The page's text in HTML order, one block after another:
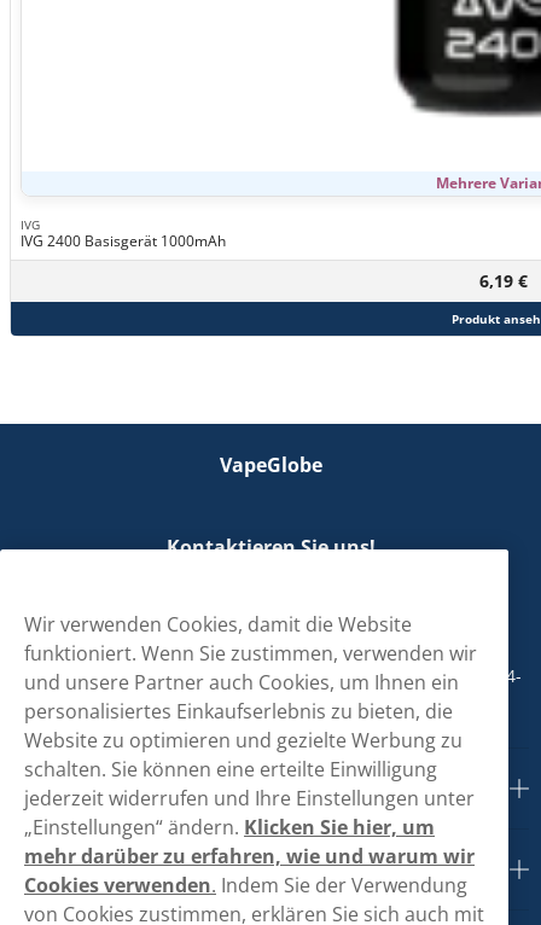
Mehrere
IVG
IVG 2400 Basisgerät 1000mAh
6,19 €
Produkt
VapeGlobe
Kontaktieren Sie uns!
+498001800890
Mo/Di/Fr: 09-17 Uhr (Pause 12-13) Mi/Do: 10-19 Uhr (Pause 14-
15)
Kundendienst
Links
Wir verwenden Cookies, damit die Website
funktioniert. Wenn Sie zustimmen, verwenden wir
und unsere Partner auch Cookies, um Ihnen ein
personalisiertes Einkaufserlebnis zu bieten, die
Website zu optimieren und gezielte Werbung zu
schalten. Sie können eine erteilte Einwilligung
jederzeit widerrufen und Ihre Einstellungen unter
„Einstellungen“ ändern. Klicken Sie hier, um
mehr darüber zu erfahren, wie und warum wir
Cookies verwenden. Indem Sie der Verwendung
von Cookies zustimmen, erklären Sie sich auch mit